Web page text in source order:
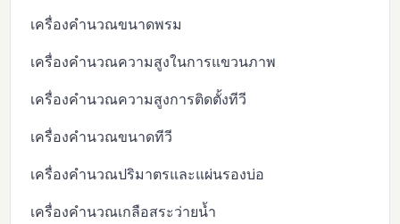
เครื่องคำนวณขนาดพรม
เครื่องคำนวณความสูงในการแขวนภาพ
เครื่องคำนวณความสูงการติดตั้งทีวี
เครื่องคำนวณขนาดทีวี
เครื่องคำนวณปริมาตรและแผ่นรองบ่อ
เครื่องคำนวณเกลือสระว่ายน้ำ